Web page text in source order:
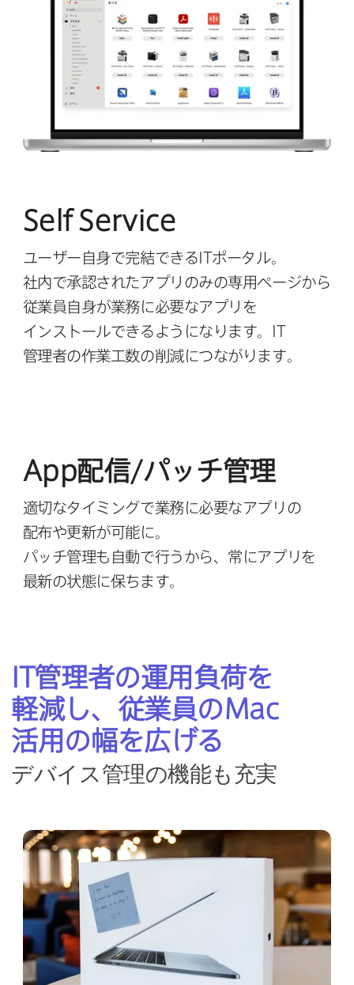
Self Service
ユーザー自身で​完結できる ITポータル。
社内で​承認された​アプリのみの​専用ページから​
従業員自身が​業務に​必要な​アプリを​
インストールできるようになります。
IT
管理者の​作業工数の​削減に​つながります。
App配信/パッチ管理
適切な​タイミングで​業務に​必要な​アプリの​
配布や​更新が​可能に。
パッチ管理も​⾃動で​⾏うから、​常に​アプリを​
最新の​状態に​保ちます。
IT管理者の​運用負荷を​
軽減し、​従業員のMac
活用の​幅を​広げる
デバイス管理の​機能も​充実